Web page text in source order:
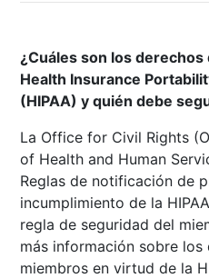
¿Cuáles son los
Health Insurance
(HIPAA) y quién debe
La Office for Civil Rights
of Health and Human
Reglas de notificación de
incumplimiento de la
regla de seguridad del
más información sobre los
miembros en virtud de la